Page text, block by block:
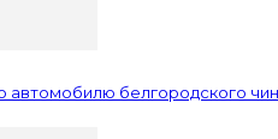
автомобилю белгородского